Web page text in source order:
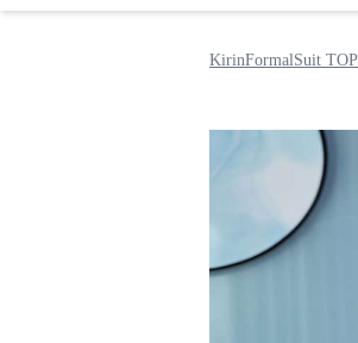
KirinFormalSuit TOP